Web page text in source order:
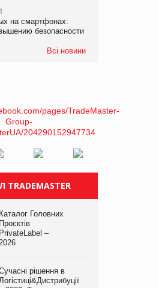
Kraft Heinz скоротила
на смартфонах:
безопасности
Всі новини
Каталог Головних
Проєктів
PrivateLabel –
2026
рішення в
Логістиці&Дистрибуції